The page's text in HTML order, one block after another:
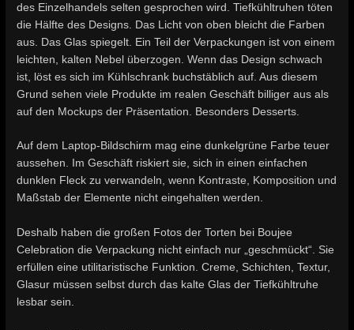
des Einzelhandels selten gesprochen wird. Tiefkühltruhen töten
die Hälfte des Designs. Das Licht von oben bleicht die Farben
aus. Das Glas spiegelt. Ein Teil der Verpackungen ist von einem
leichten, kalten Nebel überzogen. Wenn das Design schwach
ist, löst es sich im Kühlschrank buchstäblich auf. Aus diesem
Grund sehen viele Produkte im realen Geschäft billiger aus als
auf den Mockups der Präsentation. Besonders Desserts.
Auf dem Laptop-Bildschirm mag eine dunkelgrüne Farbe teuer
aussehen. Im Geschäft riskiert sie, sich in einen einfachen
dunklen Fleck zu verwandeln, wenn Kontraste, Komposition und
Maßstab der Elemente nicht eingehalten werden.
Deshalb haben die großen Fotos der Torten bei Boujee
Celebration die Verpackung nicht einfach nur „geschmückt“. Sie
erfüllen eine utilitaristische Funktion. Creme, Schichten, Textur,
Glasur müssen selbst durch das kalte Glas der Tiefkühltruhe
lesbar sein.